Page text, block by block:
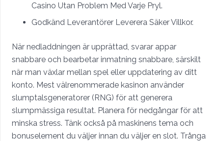
Casino Utan Problem Med Varje Pryl.
Godkänd Leverantörer Leverera Säker Villkor.
När nedladdningen är upprättad, svarar appar
snabbare och bearbetar inmatning snabbare, särskilt
när man växlar mellan spel eller uppdatering av ditt
konto. Mest välrenommerade kasinon använder
slumptalsgeneratorer (RNG) för att generera
slumpmässiga resultat. Planera för nedgångar för att
minska stress. Tänk också på maskinens tema och
bonuselement du väljer innan du väljer en slot. Trånga